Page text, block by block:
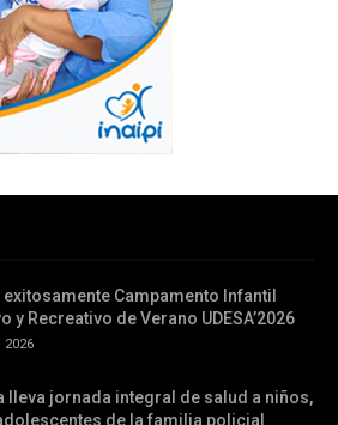
exitosamente Campamento Infantil
y Recreativo de Verano UDESA’2026
2026
lleva jornada integral de salud a niños,
de la familia policial